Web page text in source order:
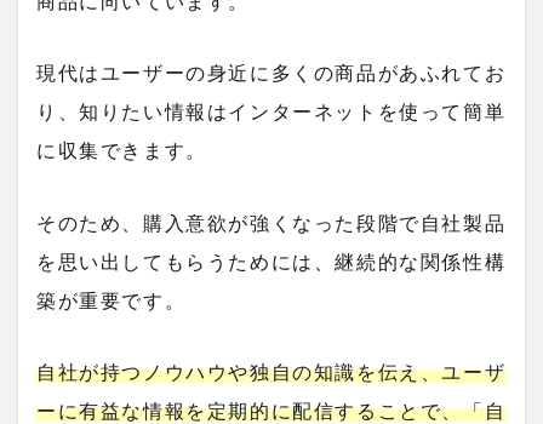
現代はユーザーの身近に多くの商品があふれてお
り、知りたい情報はインターネットを使って簡単
に収集できます。
そのため、購入意欲が強くなった段階で自社製品
を思い出してもらうためには、継続的な関係性構
築が重要です。
自社が持つノウハウや独自の知識を伝え、ユーザ
ーに有益な情報を定期的に配信することで、「自